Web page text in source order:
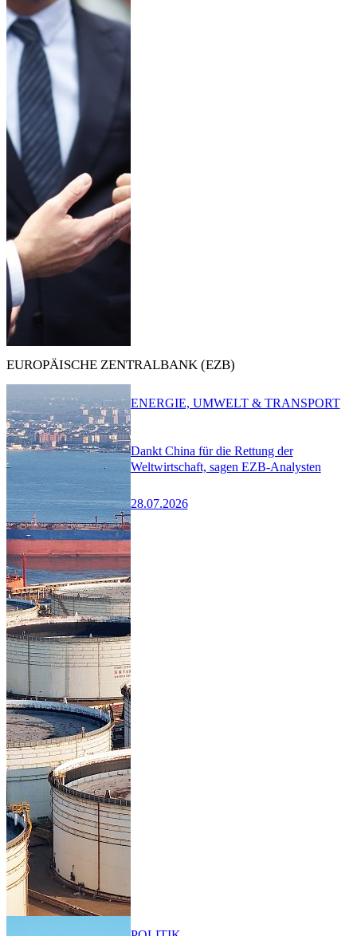
EUROPÄISCHE ZENTRALBANK (EZB)
Dankt China für die Rettung der
Weltwirtschaft, sagen EZB-Analysten
28.07.2026
ENERGIE, UMWELT & TRANSPORT